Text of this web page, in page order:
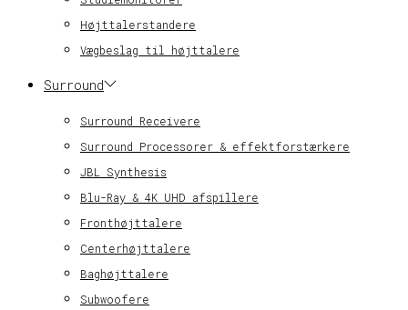
Højttalerstandere
Vægbeslag til højttalere
Surround
Surround Receivere
Surround Processorer & effektforstærkere
JBL Synthesis
Blu-Ray & 4K UHD afspillere
Fronthøjttalere
Centerhøjttalere
Baghøjttalere
Subwoofere